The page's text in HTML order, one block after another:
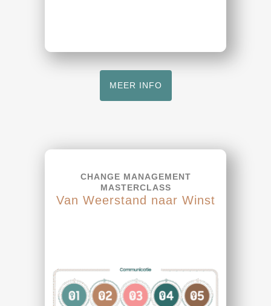
MEER INFO
CHANGE MANAGEMENT
MASTERCLASS
Van Weerstand naar Winst